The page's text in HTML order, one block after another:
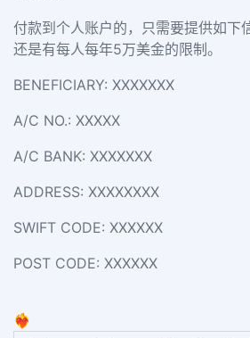
付款到个人账户的，只需要提供如下
还是有每人每年5万美金的限制。
BENEFICIARY: XXXXXXX
A/C NO.: XXXXX
A/C BANK: XXXXXXX
ADDRESS: XXXXXXXX
SWIFT CODE: XXXXXX
POST CODE: XXXXXX
❤️‍🔥